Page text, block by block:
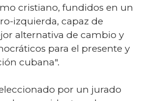
cristiano, fundidos en un
izquierda, capaz de
alternativa de cambio y
para el presente y
cubana".
por un jurado